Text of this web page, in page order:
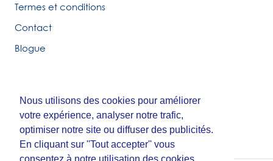
Nous utilisons des cookies pour améliorer
votre expérience, analyser notre trafic,
optimiser notre site ou diffuser des publicités.
En cliquant sur ''Tout accepter'' vous
Nous utilisons des cookies pour améliorer
votre expérience, analyser notre trafic,
optimiser notre site ou diffuser des publicités.
En cliquant sur ''Tout accepter'' vous
Termes et conditions
Contact
Blogue
© Tirigolo et Cie.
Fait parThird Party Studio